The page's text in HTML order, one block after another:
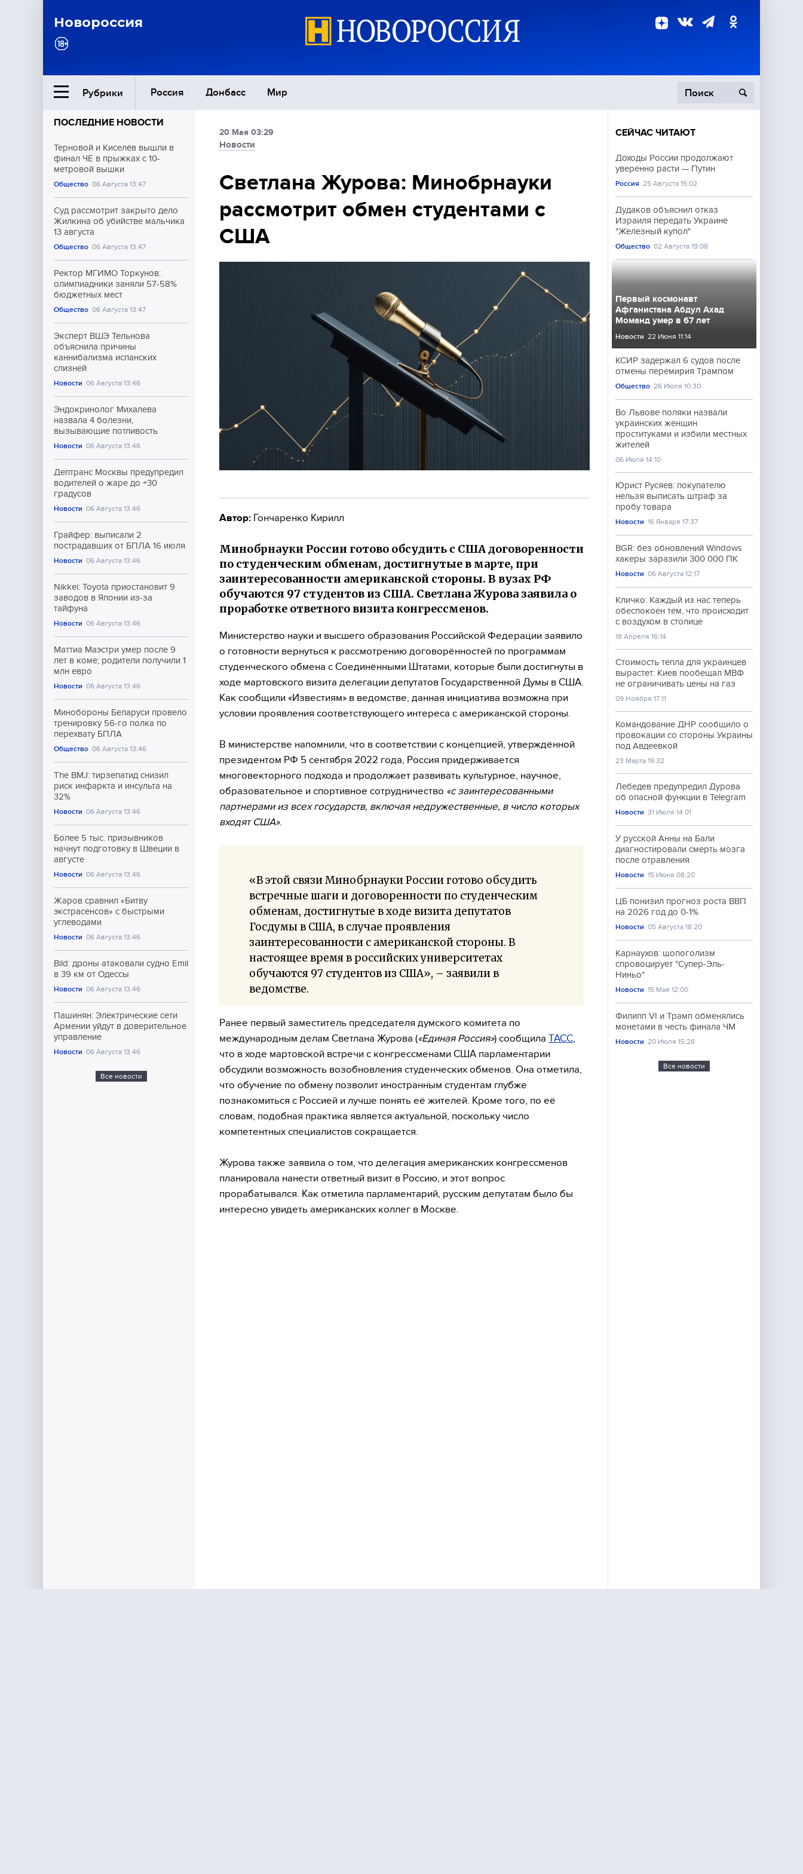
Новороссия
Рубрики Россия Донбасс Мир
Ближний Восток
Общество
Экономика
Происшествия
Культура
Спорт
ПОСЛЕДНИЕ НОВОСТИ
Терновой и Киселёв вышли в
финал ЧЕ в прыжках с 10-
метровой вышки
Общество 06 Августа 13:47
Суд рассмотрит закрыто дело
Жилкина об убийстве мальчика
13 августа
Общество 06 Августа 13:47
Ректор МГИМО Торкунов:
олимпиадники заняли 57-58%
бюджетных мест
Общество 06 Августа 13:47
Эксперт ВШЭ Тельнова
объяснила причины
каннибализма испанских
слизней
Новости 06 Августа 13:46
Эндокринолог Михалева
назвала 4 болезни,
вызывающие потливость
Новости 06 Августа 13:46
Дептранс Москвы предупредил
водителей о жаре до +30
градусов
Новости 06 Августа 13:46
Грайфер: выписали 2
пострадавших от БПЛА 16 июля
Новости 06 Августа 13:46
Nikkei: Toyota приостановит 9
заводов в Японии из-за
тайфуна
Новости 06 Августа 13:46
Маттиа Маэстри умер после 9
лет в коме; родители получили 1
млн евро
Новости 06 Августа 13:46
Минобороны Беларуси провело
тренировку 56-го полка по
перехвату БПЛА
Общество 06 Августа 13:46
The BMJ: тирзепатид снизил
риск инфаркта и инсульта на
32%
Новости 06 Августа 13:46
Более 5 тыс. призывников
начнут подготовку в Швеции в
августе
Новости 06 Августа 13:46
Жаров сравнил «Битву
экстрасенсов» с быстрыми
углеводами
Новости 06 Августа 13:46
Bild: дроны атаковали судно Emil
в 39 км от Одессы
Новости 06 Августа 13:46
Пашинян: Электрические сети
Армении уйдут в доверительное
управление
Новости 06 Августа 13:46
Все новости
20 Мая 03:29
Новости
Светлана Журова: Минобрнауки
рассмотрит обмен студентами с
США
Автор: Гончаренко Кирилл
Минобрнауки России готово обсудить с США договоренности
по студенческим обменам, достигнутые в марте, при
заинтересованности американской стороны. В вузах РФ
обучаются 97 студентов из США. Светлана Журова заявила о
проработке ответного визита конгрессменов.
Министерство науки и высшего образования Российской Федерации заявило
о готовности вернуться к рассмотрению договорённостей по программам
студенческого обмена с Соединёнными Штатами, которые были достигнуты в
ходе мартовского визита делегации депутатов Государственной Думы в США.
Как сообщили «Известиям» в ведомстве, данная инициатива возможна при
условии проявления соответствующего интереса с американской стороны.
В министерстве напомнили, что в соответствии с концепцией, утверждённой
президентом РФ 5 сентября 2022 года, Россия придерживается
многовекторного подхода и продолжает развивать культурное, научное,
образовательное и спортивное сотрудничество «с заинтересованными
партнерами из всех государств, включая недружественные, в число которых
входят США».
«В этой связи Минобрнауки России готово обсудить
встречные шаги и договоренности по студенческим
обменам, достигнутые в ходе визита депутатов
Госдумы в США, в случае проявления
заинтересованности с американской стороны. В
настоящее время в российских университетах
обучаются 97 студентов из США», – заявили в
ведомстве.
Ранее первый заместитель председателя думского комитета по
международным делам Светлана Журова («Единая Россия») сообщила ТАСС
что в ходе мартовской встречи с конгрессменами США парламентарии
обсудили возможность возобновления студенческих обменов. Она отметила,
что обучение по обмену позволит иностранным студентам глубже
познакомиться с Россией и лучше понять её жителей. Кроме того, по её
словам, подобная практика является актуальной, поскольку число
компетентных специалистов сокращается.
Журова также заявила о том, что делегация американских конгрессменов
планировала нанести ответный визит в Россию, и этот вопрос
прорабатывался. Как отметила парламентарий, русским депутатам было бы
интересно увидеть американских коллег в Москве.
СЕЙЧАС ЧИТАЮТ
Доходы России продолжают
уверенно расти — Путин
Россия 25 Августа 15:02
Дудаков объяснил отказ
Израиля передать Украине
"Железный купол"
Общество 02 Августа 19:08
Первый космонавт
Афганистана Абдул Ахад
Моманд умер в 67 лет
Новости 22 Июня 11:14
КСИР задержал 6 судов после
отмены перемирия Трампом
Общество 26 Июля 10:30
Во Львове поляки назвали
украинских женщин
проституками и избили местных
жителей
06 Июля 14:10
Юрист Русяев: покупателю
нельзя выписать штраф за
пробу товара
Новости 16 Января 17:37
BGR: без обновлений Windows
хакеры заразили 300 000 ПК
Новости 06 Августа 12:17
Кличко: Каждый из нас теперь
обеспокоен тем, что происходит
с воздухом в столице
18 Апреля 16:14
Стоимость тепла для украинцев
вырастет: Киев пообещал МВФ
не ограничивать цены на газ
09 Ноября 17:11
Командование ДНР сообщило о
провокации со стороны Украины
под Авдеевкой
23 Марта 19:32
Лебедев предупредил Дурова
об опасной функции в Telegram
Новости 31 Июля 14:01
У русской Анны на Бали
диагностировали смерть мозга
после отравления
Новости 15 Июня 08:20
ЦБ понизил прогноз роста ВВП
на 2026 год до 0-1%
Новости 05 Августа 18:20
Карнаухов: шопоголизм
спровоцирует "Супер-Эль-
Ниньо"
Новости 15 Мая 12:00
Филипп VI и Трамп обменялись
монетами в честь финала ЧМ
Новости 20 Июля 15:28
Все новости